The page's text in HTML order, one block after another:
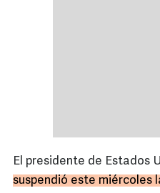
El presidente de Estados
suspendió este miércoles